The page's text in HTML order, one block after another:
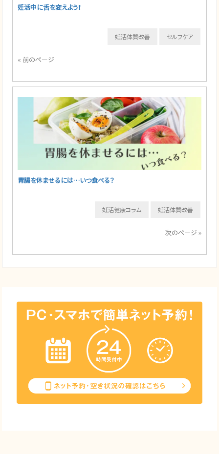
妊活中に舌を変えよう❗️
セルフケア
妊活体質改善
« 前のページ
胃腸を休ませるには…いつ食べる？
妊活体質改善
妊活健康コラム
次のページ »